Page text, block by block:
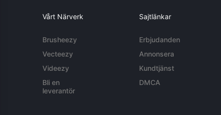
Vårt Närverk
Brusheezy
Vecteezy
Videezy
Bli en
leverantör
Sajtlänkar
Erbjudanden
Annonsera
Kundtjänst
DMCA